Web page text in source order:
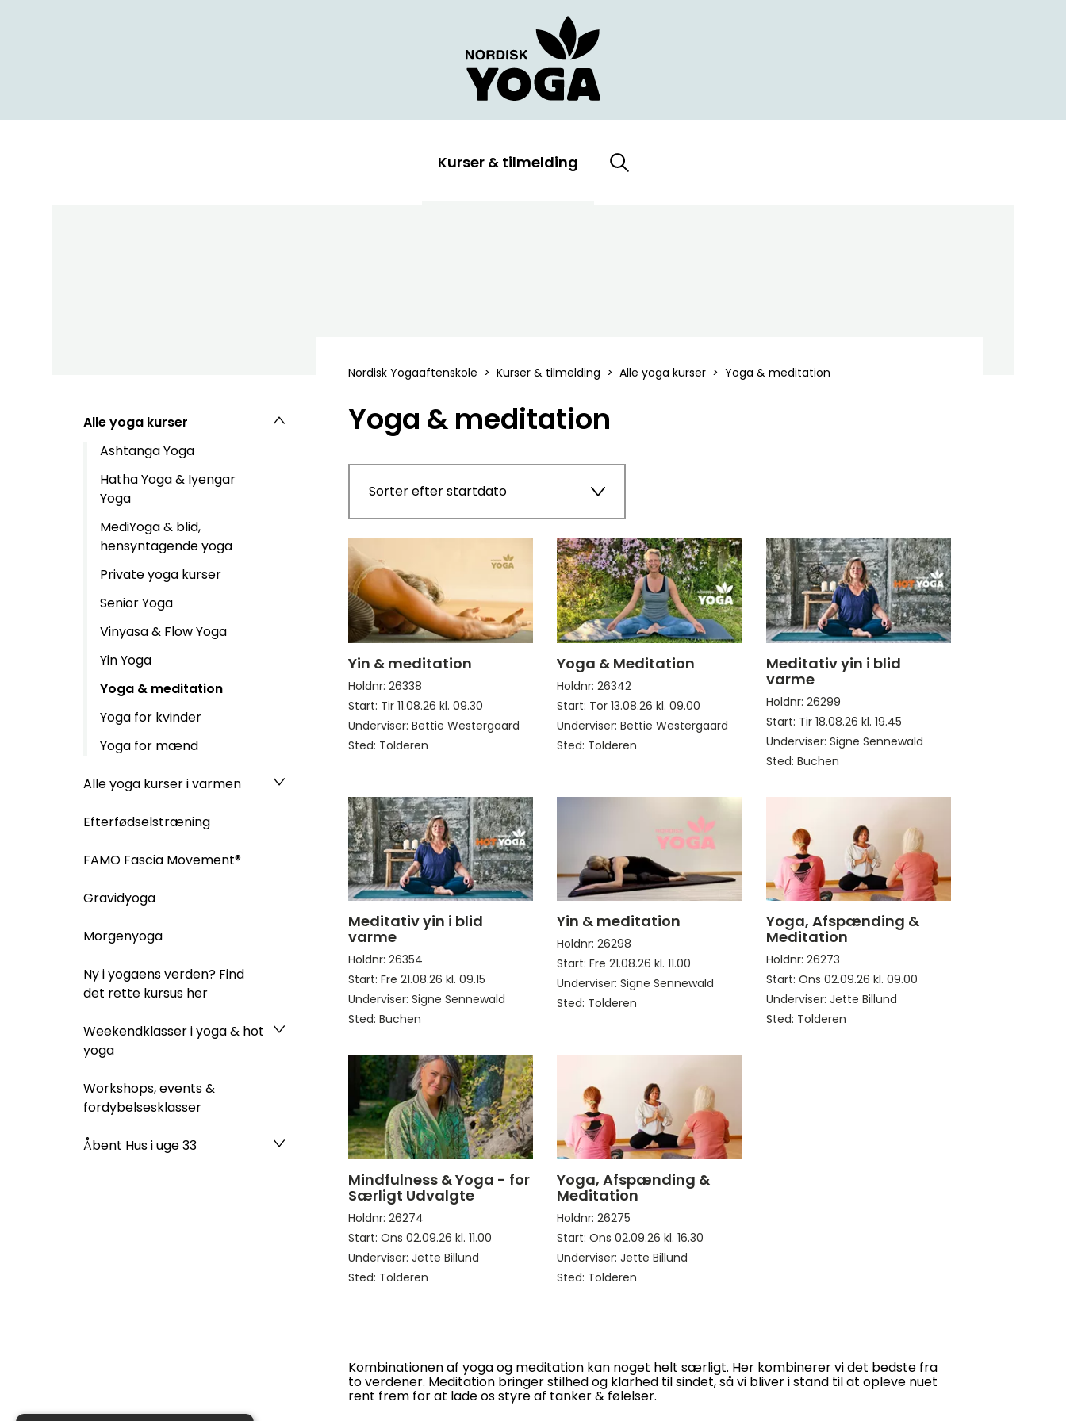
Kurser & tilmelding
Alle yoga kurser
Ashtanga Yoga
Hatha Yoga & Iyengar
Yoga
MediYoga & blid,
hensyntagende yoga
Private yoga kurser
Senior Yoga
Vinyasa & Flow Yoga
Yin Yoga
Yoga & meditation
Yoga for kvinder
Yoga for mænd
Alle yoga kurser i varmen
Efterfødselstræning
FAMO Fascia Movement®
Gravidyoga
Morgenyoga
Ny i yogaens verden? Find
det rette kursus her
Weekendklasser i yoga & hot
yoga
Workshops, events &
fordybelsesklasser
Åbent Hus i uge 33
Nordisk Yogaaftenskole Kurser & tilmelding Alle yoga kurser Yoga & meditation
Yoga & meditation
Sorter efter startdato
Yin & meditation
Holdnr: 26338
Start: Tir 11.08.26 kl. 09.30
Underviser: Bettie Westergaard
Sted: Tolderen
Yoga & Meditation
Holdnr: 26342
Start: Tor 13.08.26 kl. 09.00
Underviser: Bettie Westergaard
Sted: Tolderen
Meditativ yin i blid
varme
Holdnr: 26299
Start: Tir 18.08.26 kl. 19.45
Underviser: Signe Sennewald
Sted: Buchen
Meditativ yin i blid
varme
Holdnr: 26354
Start: Fre 21.08.26 kl. 09.15
Underviser: Signe Sennewald
Sted: Buchen
Yin & meditation
Holdnr: 26298
Start: Fre 21.08.26 kl. 11.00
Underviser: Signe Sennewald
Sted: Tolderen
Yoga, Afspænding &
Meditation
Holdnr: 26273
Start: Ons 02.09.26 kl. 09.00
Underviser: Jette Billund
Sted: Tolderen
Mindfulness & Yoga - for
Særligt Udvalgte
Holdnr: 26274
Start: Ons 02.09.26 kl. 11.00
Underviser: Jette Billund
Sted: Tolderen
Yoga, Afspænding &
Meditation
Holdnr: 26275
Start: Ons 02.09.26 kl. 16.30
Underviser: Jette Billund
Sted: Tolderen
Kombinationen af yoga og meditation kan noget helt særligt. Her kombinerer vi det bedste fra
to verdener. Meditation bringer stilhed og klarhed til sindet, så vi bliver i stand til at opleve nuet
rent frem for at lade os styre af tanker & følelser.